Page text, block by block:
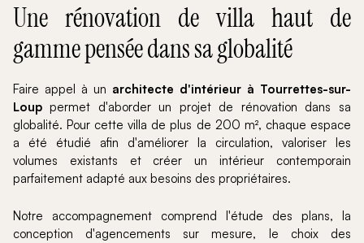
Une rénovation de villa haut de
gamme pensée dans sa globalité
Faire appel à un architecte d'intérieur à Tourrettes-sur-
Loup permet d'aborder un projet de rénovation dans sa
globalité. Pour cette villa de plus de 200 m², chaque espace
a été étudié afin d'améliorer la circulation, valoriser les
volumes existants et créer un intérieur contemporain
parfaitement adapté aux besoins des propriétaires.
Notre accompagnement comprend l'étude des plans, la
conception d'agencements sur mesure, le choix des